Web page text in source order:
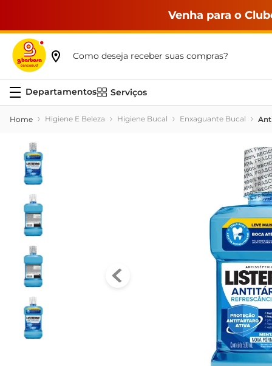
Venha para o
Como deseja receber suas compras?
Serviços
Higiene E Beleza Higiene Bucal Enxaguante Bucal